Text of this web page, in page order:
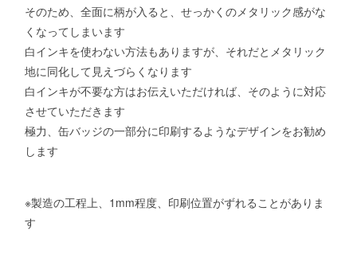
そのため、全面に柄が入ると、せっかくのメタリック感がな
くなってしまいます
白インキを使わない方法もありますが、それだとメタリック
地に同化して見えづらくなります
白インキが不要な方はお伝えいただければ、そのように対応
させていただきます
極力、缶バッジの一部分に印刷するようなデザインをお勧め
します
※製造の工程上、1mm程度、印刷位置がずれることがありま
す